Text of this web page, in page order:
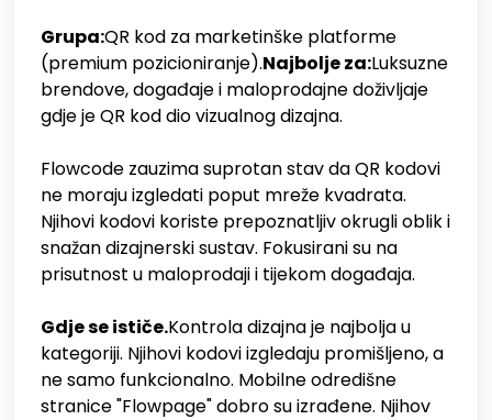
Grupa:QR kod za marketinške platforme
(premium pozicioniranje).Najbolje za:Luksuzne
brendove, događaje i maloprodajne doživljaje
gdje je QR kod dio vizualnog dizajna.
Flowcode zauzima suprotan stav da QR kodovi
ne moraju izgledati poput mreže kvadrata.
Njihovi kodovi koriste prepoznatljiv okrugli oblik i
snažan dizajnerski sustav. Fokusirani su na
prisutnost u maloprodaji i tijekom događaja.
Gdje se ističe.Kontrola dizajna je najbolja u
kategoriji. Njihovi kodovi izgledaju promišljeno, a
ne samo funkcionalno. Mobilne odredišne
stranice "Flowpage" dobro su izrađene. Njihov